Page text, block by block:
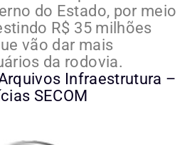
do Estado, por meio
R$ 35 milhões
vão dar mais
da rodovia.
Infraestrutura –
SECOM